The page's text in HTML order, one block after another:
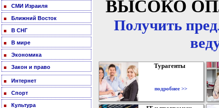
СМИ Израиля
Ближний Восток
В СНГ
В мире
Экономика
Закон и право
Интернет
Спорт
Культура
ВЫСОКО
Получить
Турагенты
подробнее >>